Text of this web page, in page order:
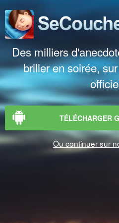
Des milliers
briller en soirée,
TÉLÉCHARGER
Ou continuer sur